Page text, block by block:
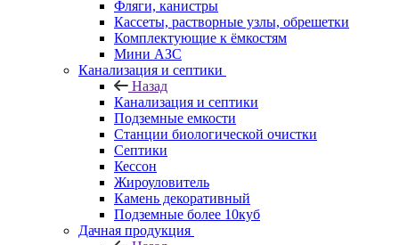
Фляги, канистры
Кассеты, растворные узлы, обрешетки
Комплектующие к ёмкостям
Мини АЗС
Канализация и септики
Назад
Канализация и септики
Подземные емкости
Станции биологической очистки
Септики
Кессон
Жироуловитель
Камень декоративный
Подземные более 10куб
Дачная продукция